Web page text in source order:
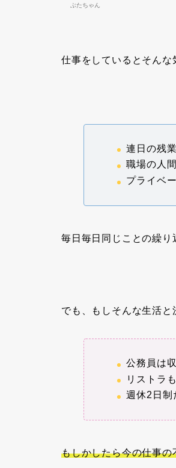
ぶたちゃん
仕事をしているとそんな
連日の残業
職場の人
プライベ
毎日毎日同じことの繰り
でも、もしそんな生活と
公務員は
リストラ
週休2日制
もしかしたら今の仕事